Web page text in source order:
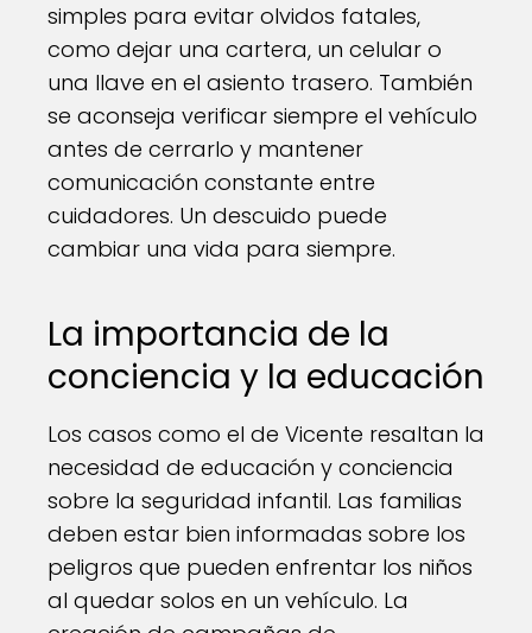
simples para evitar olvidos fatales,
como dejar una cartera, un celular o
una llave en el asiento trasero. También
se aconseja verificar siempre el vehículo
antes de cerrarlo y mantener
comunicación constante entre
cuidadores. Un descuido puede
cambiar una vida para siempre.
La importancia de la
conciencia y la educación
Los casos como el de Vicente resaltan la
necesidad de educación y conciencia
sobre la seguridad infantil. Las familias
deben estar bien informadas sobre los
peligros que pueden enfrentar los niños
al quedar solos en un vehículo. La